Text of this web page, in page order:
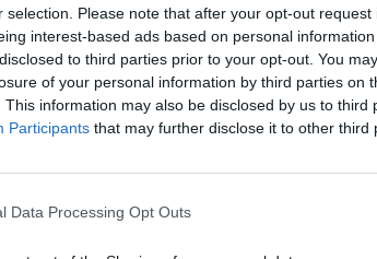
selection. Please note that after your opt-out
interest-based ads based on personal
to third parties prior to your opt-out. You
of your personal information by third parties on
This information may also be disclosed by us to third
Participants that may further disclose it to other third
Data Processing Opt Outs